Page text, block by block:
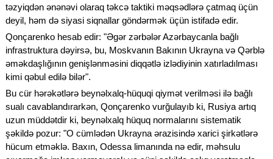
təzyiqdən ənənəvi olaraq təkcə taktiki məqsədlərə çatmaq üçün
deyil, həm də siyasi siqnallar göndərmək üçün istifadə edir.
Qonçarenko hesab edir: "Əgər zərbələr Azərbaycanla bağlı
infrastruktura dəyirsə, bu, Moskvanın Bakının Ukrayna və Qərblə
əməkdaşlığının genişlənməsini diqqətlə izlədiyinin xatırladılması
kimi qəbul edilə bilər".
Bu cür hərəkətlərə beynəlxalq-hüquqi qiymət verilməsi ilə bağlı
sualı cavablandırarkən, Qonçarenko vurğulayıb ki, Rusiya artıq
uzun müddətdir ki, beynəlxalq hüquq normalarını sistematik
şəkildə pozur: "O cümlədən Ukrayna ərazisində xarici şirkətlərə
hücum etməklə. Baxın, Odessa limanında nə edir, məhsulu